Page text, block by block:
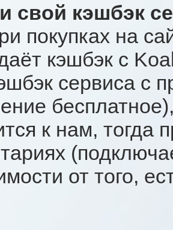
свой кэшбэк
покупках на
кэшбэк с
сервиса с
к нам, тогда
от того,